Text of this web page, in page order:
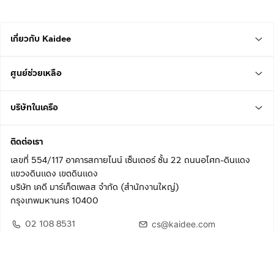
เกี่ยวกับ Kaidee
ศูนย์ช่วยเหลือ
บริษัทในเครือ
ติดต่อเรา
เลขที่ 554/117 อาคารสกายไนน์ เซ็นเตอร์ ชั้น 22 ถนนอโศก-ดินแดง
แขวงดินแดง เขตดินแดง
บริษัท เคดี มาร์เก็ตเพลส จำกัด (สำนักงานใหญ่)
กรุงเทพมหานคร 10400
02 108 8531
cs@kaidee.com